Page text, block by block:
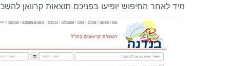
מיד לאחר החיפוש יופיעו בפניכם תוצאות קרוואן